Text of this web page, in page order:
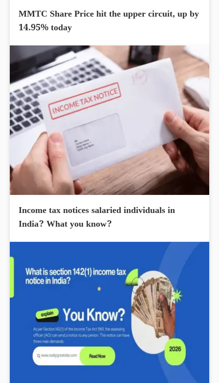
MMTC Share Price hit the upper circuit, up by
14.95% today
Income tax notices salaried individuals in
India? What you know?